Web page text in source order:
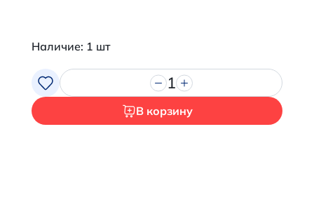
Наличие: 1 шт
1
В корзину